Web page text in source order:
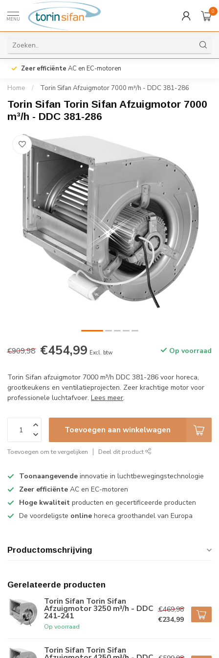
MENU
0
Zeer efficiënte AC en EC-motoren
Home / Torin Sifan Afzuigmotor 7000 m³/h - DDC 381-286
Torin Sifan Torin Sifan Afzuigmotor 7000
m³/h - DDC 381-286
€909,98 €454,99 Excl. btw Op voorraad
Torin Sifan afzuigmotor 7000 m³/h DDC 381-286 voor horeca,
grootkeukens en ventilatieprojecten. Zeer krachtige motor voor
professionele luchtafvoer. Lees meer.
Toevoegen aan winkelwagen
Toevoegen om te vergelijken Deel dit product
Toonaangevende innovatie in luchtbewegingstechnologie
Zeer efficiënte AC en EC-motoren
Hoge kwaliteit producten en gecertificeerde producten
De voordeligste online horeca groothandel van Europa
Productomschrijving
Gerelateerde producten
Torin Sifan Torin Sifan
Afzuigmotor 3250 m³/h - DDC
241-241
Op voorraad
€469,98
€234,99
Torin Sifan Torin Sifan